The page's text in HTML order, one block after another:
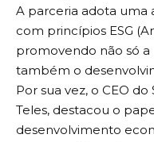
A parceria adota uma
com princípios ESG
promovendo não só
também o
Por sua vez, o CEO
Teles, destacou o
desenvolvimento